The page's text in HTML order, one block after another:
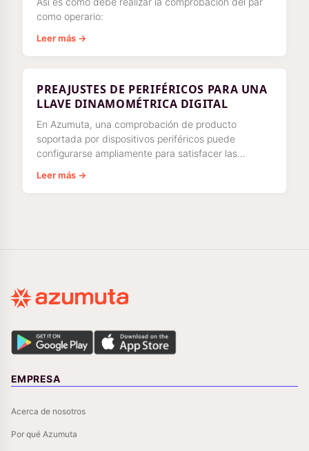
como operario:
Leer más →
PREAJUSTES DE PERIFÉRICOS PARA UNA
LLAVE DINAMOMÉTRICA DIGITAL
En Azumuta, una comprobación de producto
soportada por dispositivos periféricos puede
configurarse ampliamente para satisfacer las
una comprobación de producto requiere
Leer más →
EMPRESA
Acerca de nosotros
Por qué Azumuta